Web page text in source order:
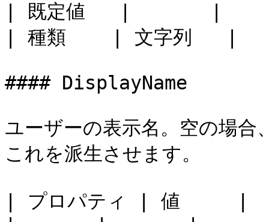
| 既定値   |       |
| 種類    | 文字列   |
#### DisplayName
ユーザーの表示名。空の場
これを派生させます。
| プロパティ | 値     |